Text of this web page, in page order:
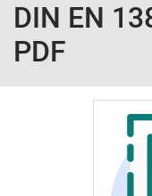
DIN EN
PDF